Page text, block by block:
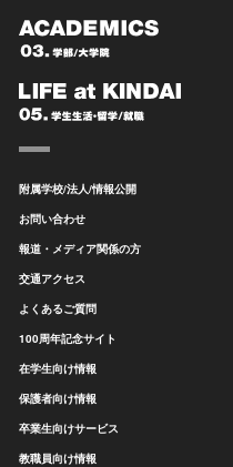
附属学校/法人/情報公開
お問い合わせ
報道・メディア関係の方
交通アクセス
よくあるご質問
100周年記念サイト
在学生向け情報
保護者向け情報
卒業生向けサービス
教職員向け情報